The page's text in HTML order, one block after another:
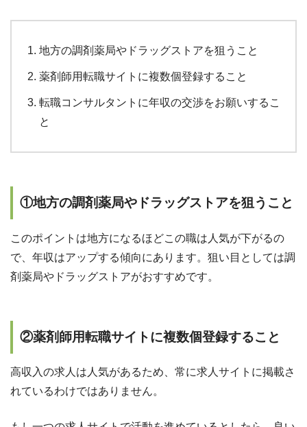
地方の調剤薬局やドラッグストアを狙うこと
薬剤師用転職サイトに複数個登録すること
転職コンサルタントに年収の交渉をお願いするこ
と
①地方の調剤薬局やドラッグストアを狙うこと
このポイントは地方になるほどこの職は人気が下がるの
で、年収はアップする傾向にあります。狙い目としては調
剤薬局やドラッグストアがおすすめです。
②薬剤師用転職サイトに複数個登録すること
高収入の求人は人気があるため、常に求人サイトに掲載さ
れているわけではありません。